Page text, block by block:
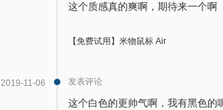
这个质感真的爽啊，期待来一个啊
【免费试用】米物鼠标 Air
2019-11-06 发表评论
这个白色的更帅气啊，我有黑色的